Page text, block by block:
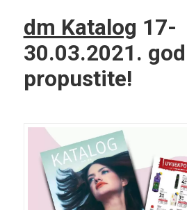
dm Katalog 17-
30.03.2021.
propustite!